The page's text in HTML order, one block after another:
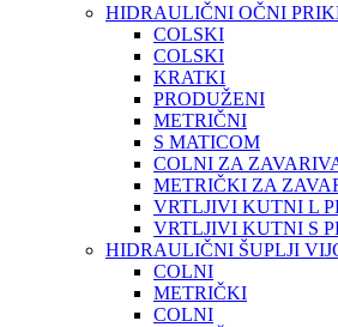
HIDRAULIČNI OČNI
COLSKI
COLSKI
KRATKI
PRODUŽENI
METRIČNI
S MATICOM
COLNI ZA
METRIČKI ZA
VRTLJIVI KUTNI L
VRTLJIVI KUTNI S
HIDRAULIČNI ŠUPLJI
COLNI
METRIČKI
COLNI